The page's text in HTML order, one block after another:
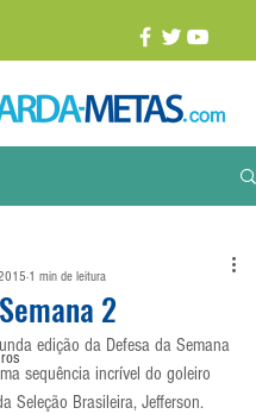
2
1 min de leitura
edição da Defesa da Semana
sequência incrível do goleiro
Seleção Brasileira, Jefferson.